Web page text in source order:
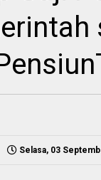
Selasa, 03